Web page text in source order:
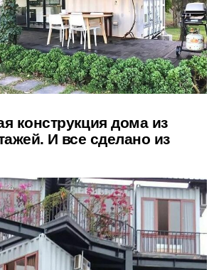
конструкция дома из
И все сделано из